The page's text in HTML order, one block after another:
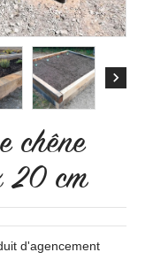

chêne
20 cm
d'agencement